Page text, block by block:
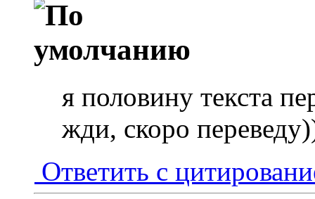
я половину текста
жди, скоро
Ответить с